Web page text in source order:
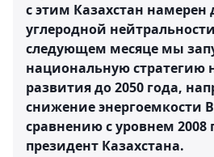
с этим Казахстан намерен
углеродной
следующем месяце мы
национальную стратегию
развития до 2050 года,
снижение энергоемкости
сравнению с уровнем 2008
президент Казахстана.